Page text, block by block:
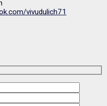
vivudulich71